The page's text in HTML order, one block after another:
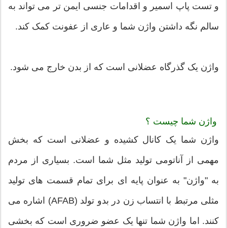
و تست پاپ اسمیر و اقدامات جنسی ایمن تر می تواند به
سالم نگه داشتن واژن شما و عاری از عفونت کمک کند.
واژن یک گذرگاه عضلانی است که از بدن خارج می شود.
واژن شما چیست ؟
واژن شما یک کانال کشیده و عضلانی است که بخش
مهمی از آناتومی تولید مثل شما است. بسیاری از مردم
به "واژن" به عنوان پایه ای برای تمام قسمت های تولید
مثلی مرتبط با انتساب زن در بدو تولد (AFAB) اشاره می
کنند. اما واژن شما تنها یک عضو ضروری است که بخشی